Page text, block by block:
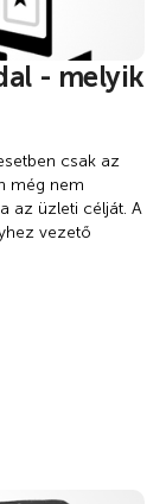
- melyik
csak az
még nem
az üzleti célját. A
vezető